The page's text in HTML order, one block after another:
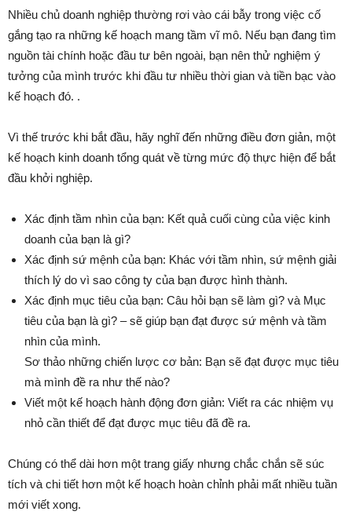
Nhiều chủ doanh nghiệp thường rơi vào cái bẫy trong việc cố
gắng tạo ra những kế hoạch mang tầm vĩ mô. Nếu bạn đang tìm
nguồn tài chính hoặc đầu tư bên ngoài, bạn nên thử nghiệm ý
tưởng của mình trước khi đầu tư nhiều thời gian và tiền bạc vào
kế hoạch đó. .
Vì thế trước khi bắt đầu, hãy nghĩ đến những điều đơn giản, một
kế hoạch kinh doanh tổng quát về từng mức độ thực hiện để bắt
đầu khởi nghiệp.
Xác định tầm nhìn của bạn: Kết quả cuối cùng của việc kinh
doanh của bạn là gì?
Xác định sứ mệnh của bạn: Khác với tầm nhìn, sứ mệnh giải
thích lý do vì sao công ty của bạn được hình thành.
Xác định mục tiêu của bạn: Câu hỏi bạn sẽ làm gì? và Mục
tiêu của bạn là gì? – sẽ giúp bạn đạt được sứ mệnh và tầm
nhìn của mình.
Sơ thảo những chiến lược cơ bản: Bạn sẽ đạt được mục tiêu
mà mình đề ra như thế nào?
Viết một kế hoạch hành động đơn giản: Viết ra các nhiệm vụ
nhỏ cần thiết để đạt được mục tiêu đã đề ra.
Chúng có thể dài hơn một trang giấy nhưng chắc chắn sẽ súc
tích và chi tiết hơn một kế hoạch hoàn chỉnh phải mất nhiều tuần
mới viết xong.